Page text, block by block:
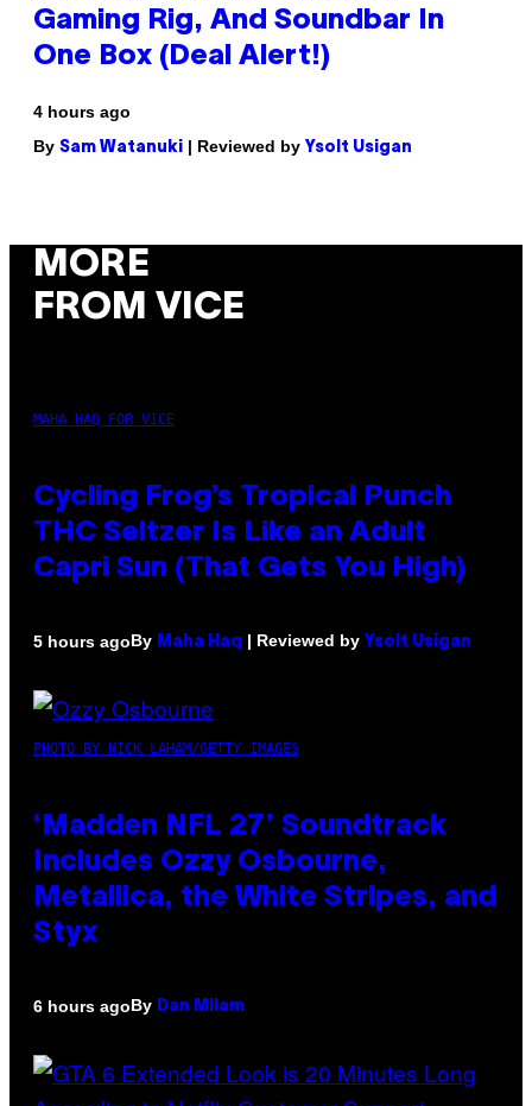
Gaming Rig, And Soundbar In
One Box (Deal Alert!)
4 hours ago
By Sam Watanuki | Reviewed by Ysolt Usigan
MORE
FROM VICE
MAHA HAQ FOR VICE
Cycling Frog’s Tropical Punch
THC Seltzer Is Like an Adult
Capri Sun (That Gets You High)
5 hours agoBy Maha Haq | Reviewed by Ysolt Usigan
PHOTO BY NICK LAHAM/GETTY IMAGES
‘Madden NFL 27’ Soundtrack
Includes Ozzy Osbourne,
Metallica, the White Stripes, and
Styx
6 hours agoBy Dan Milam